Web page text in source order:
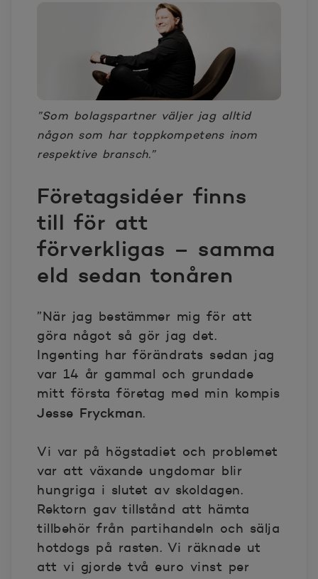
”Som bolagspartner väljer jag alltid
någon som har toppkompetens inom
respektive bransch.”
Företagsidéer finns
till för att
förverkligas – samma
eld sedan tonåren
”När jag bestämmer mig för att
göra något så gör jag det.
Ingenting har förändrats sedan jag
var 14 år gammal och grundade
mitt första företag med min kompis
Jesse Fryckman.
Vi var på högstadiet och problemet
var att växande ungdomar blir
hungriga i slutet av skoldagen.
Rektorn gav tillstånd att hämta
tillbehör från partihandeln och sälja
hotdogs på rasten. Vi räknade ut
att vi gjorde två euro vinst per